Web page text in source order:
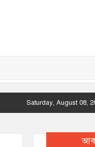
Saturday, August 08,